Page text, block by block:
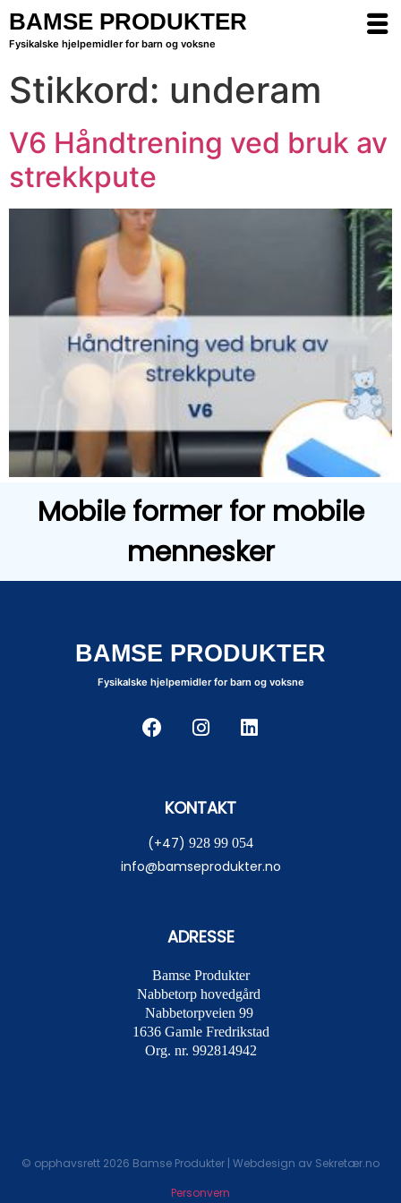
BAMSE PRODUKTER
Fysikalske hjelpemidler for barn og voksne
Stikkord: underam
V6 Håndtrening ved bruk av
strekkpute
Mobile former for mobile
mennesker
BAMSE PRODUKTER
Fysikalske hjelpemidler for barn og voksne
KONTAKT
(+47) 928 99 054
info@bamseprodukter.no
ADRESSE
Bamse Produkter
Nabbetorp hovedgård
Nabbetorpveien 99
1636 Gamle Fredrikstad
Org. nr. 992814942
© opphavsrett 2026 Bamse Produkter | Webdesign av Sekretær.no
Personvern